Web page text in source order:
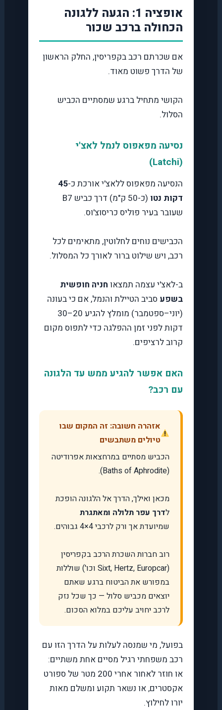
אופציה 1: הגעה ללגונה
הכחולה ברכב שכור
אם שכרתם רכב בקפריסין, החלק הראשון
של הדרך פשוט מאוד.
הקושי מתחיל ברגע שמסתיים הכביש
הסלול.
נסיעה מפאפוס לנמל לאצ'י
(Latchi)
הנסיעה מפאפוס ללאצ'י אורכת כ-45
דקות נטו
(כ-50 ק"מ) דרך כביש B7
שעובר בעיר פוליס כריסוצ'וס.
הכבישים נוחים לחלוטין, מתאימים לכל
רכב, ויש שילוט ברור לאורך כל המסלול.
ב-לאצ'י עצמה תמצאו חניה חופשית
בשפע סביב הטיילת והנמל, אם כי בעונה
(יוני–ספטמבר) מומלץ להגיע 20–30
דקות לפני זמן ההפלגה כדי לתפוס מקום
קרוב לרציפים.
האם אפשר להגיע ממש עד הלגונה
עם רכב?
אזהרה חשובה: זה המקום שבו
טיולים משתבשים
הכביש מסתיים במרחצאות אפרודיטה
(Baths of Aphrodite).
מכאן ואילך, הדרך אל הלגונה הופכת
לדרך עפר תלולה ומאתגרת
שמיועדת אך ורק לרכבי 4×4 גבוהים.
רוב חברות השכרת הרכב בקפריסין
(Sixt, Hertz, Europcar וכו') שוללות
במפורש את הביטוח ברגע שאתם
יוצאים מכביש סלול — כך שכל נזק
לרכב יחויב עליכם במלוא הסכום.
בפועל, מי שמנסה לעלות על הדרך הזו עם
רכב משפחתי רגיל מסיים אחת משתיים:
או חוזר לאחור אחרי 200 מטר של ספורט
אקסטרים, או נשאר תקוע ומשלם מאות
יורו לחילוץ.